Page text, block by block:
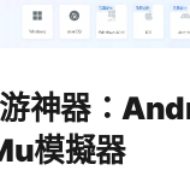
神器：
模擬器